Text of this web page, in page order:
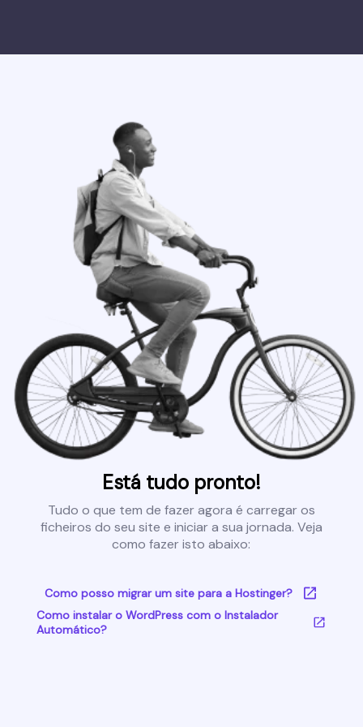
Está tudo pronto!
Tudo o que tem de fazer agora é carregar os
ficheiros do seu site e iniciar a sua jornada. Veja
como fazer isto abaixo:
Como posso migrar um site para a Hostinger?
Como instalar o WordPress com o Instalador
Automático?